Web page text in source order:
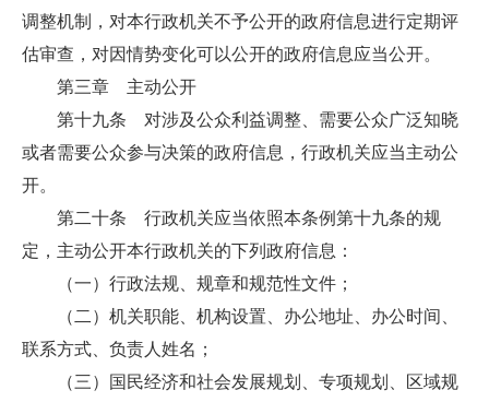
调整机制，对本行政机关不予公开的政府信息进行定期评
估审查，对因情势变化可以公开的政府信息应当公开。
第三章 主动公开
第十九条 对涉及公众利益调整、需要公众广泛知晓
或者需要公众参与决策的政府信息，行政机关应当主动公
开。
第二十条 行政机关应当依照本条例第十九条的规
定，主动公开本行政机关的下列政府信息：
（一）行政法规、规章和规范性文件；
（二）机关职能、机构设置、办公地址、办公时间、
联系方式、负责人姓名；
（三）国民经济和社会发展规划、专项规划、区域规